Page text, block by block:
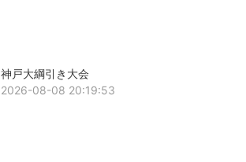
神戸大綱引き大会
2026-08-08 20:19:53